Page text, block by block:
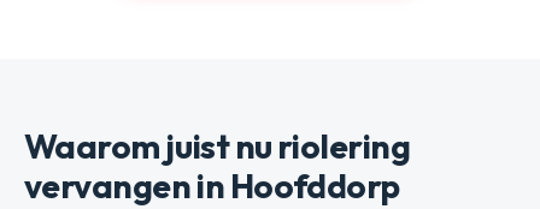
Waarom juist nu riolering
vervangen in Hoofddorp